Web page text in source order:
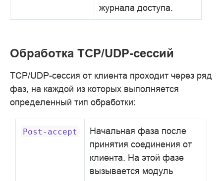
журнала доступа.
Обработка TCP/UDP-сессий
TCP/UDP-сессия от клиента проходит через ряд
фаз, на каждой из которых выполняется
определенный тип обработки:
Post-accept
Начальная фаза после
принятия соединения от
клиента. На этой фазе
вызывается модуль